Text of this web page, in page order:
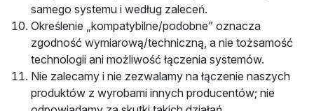
samego systemu i według zaleceń.
Określenie „kompatybilne/podobne” oznacza
zgodność wymiarową/techniczną, a nie tożsamość
technologii ani możliwość łączenia systemów.
Nie zalecamy i nie zezwalamy na łączenie naszych
produktów z wyrobami innych producentów; nie